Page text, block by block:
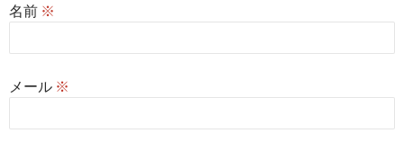
名前 ※
メール ※